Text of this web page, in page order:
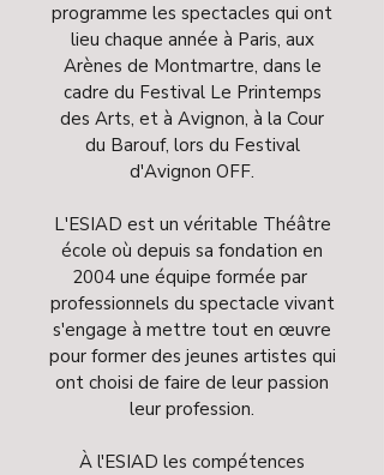
programme les spectacles qui ont
lieu chaque année à Paris, aux
Arènes de Montmartre, dans le
cadre du Festival Le Printemps
des Arts, et à Avignon, à la Cour
du Barouf, lors du Festival
d'Avignon OFF.
L'ESIAD est un véritable Théâtre
école où depuis sa fondation en
2004 une équipe formée par
professionnels du spectacle vivant
s'engage à mettre tout en œuvre
pour former des jeunes artistes qui
ont choisi de faire de leur passion
leur profession.
À l'ESIAD les compétences